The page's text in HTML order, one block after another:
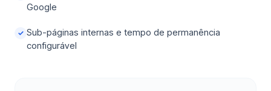
Google
✓ Sub-páginas internas e tempo de permanência
configurável